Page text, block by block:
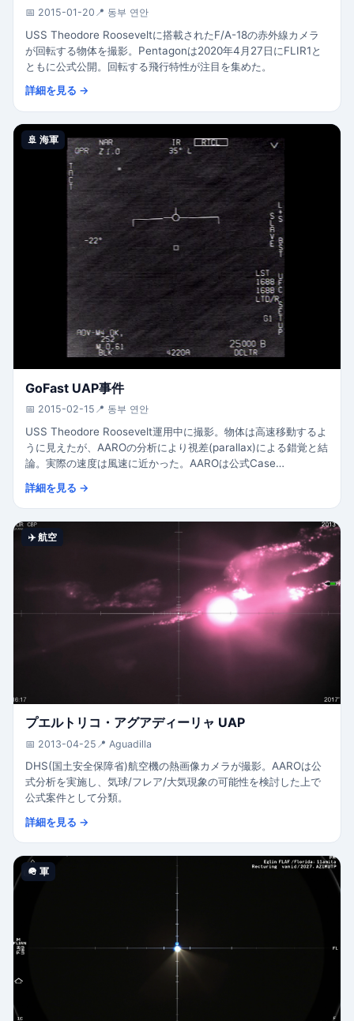
📅 2015-01-20 📍 동부 연안
USS Theodore Rooseveltに搭載されたF/A-18の赤外線カメラ
が回転する物体を撮影。Pentagonは2020年4月27日にFLIR1と
ともに公式公開。回転する飛行特性が注目を集めた。
詳細を見る →
🚢 海軍
GoFast UAP事件
📅 2015-02-15 📍 동부 연안
USS Theodore Roosevelt運用中に撮影。物体は高速移動するよ
うに見えたが、AAROの分析により視差(parallax)による錯覚と結
論。実際の速度は風速に近かった。AAROは公式Case
詳細を見る →
✈️ 航空
プエルトリコ・アグアディーリャ UAP
📅 2013-04-25 📍 Aguadilla
DHS(国土安全保障省)航空機の熱画像カメラが撮影。AAROは公
式分析を実施し、気球/フレア/大気現象の可能性を検討した上で
公式案件として分類。
詳細を見る →
🪖 軍